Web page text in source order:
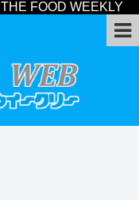
THE FOOD WEEKLY